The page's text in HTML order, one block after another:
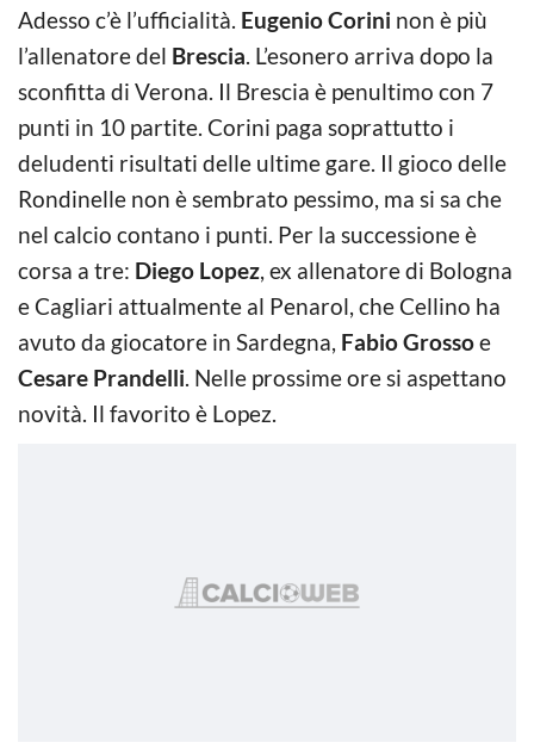
Adesso c’è l’ufficialità. Eugenio Corini non è più
l’allenatore del Brescia. L’esonero arriva dopo la
sconfitta di Verona. Il Brescia è penultimo con 7
punti in 10 partite. Corini paga soprattutto i
deludenti risultati delle ultime gare. Il gioco delle
Rondinelle non è sembrato pessimo, ma si sa che
nel calcio contano i punti. Per la successione è
corsa a tre: Diego Lopez, ex allenatore di Bologna
e Cagliari attualmente al Penarol, che Cellino ha
avuto da giocatore in Sardegna, Fabio Grossoe
Cesare Prandelli. Nelle prossime ore si aspettano
novità. Il favorito è Lopez.